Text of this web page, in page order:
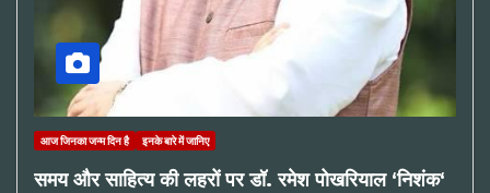
आज जिनका जन्म दिन है इनके बारे में जानिए
समय और साहित्य की लहरों पर डॉ. रमेश पोखरियाल ‘निशंक‘